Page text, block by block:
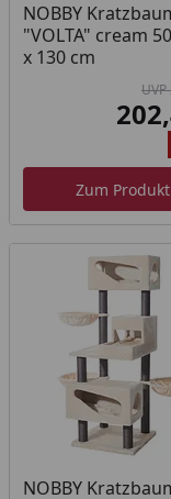
NOBBY
"VOLTA" cream
x 130 cm
Zum Produkt
NOBBY